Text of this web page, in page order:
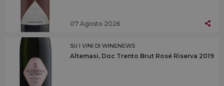
07 Agosto 2026
SU I VINI DI WINENEWS
Altemasi, Doc Trento Brut Rosé Riserva 2019